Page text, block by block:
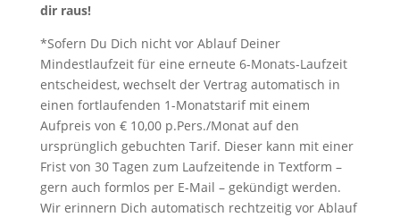
dir raus!
*Sofern Du Dich nicht vor Ablauf Deiner
Mindestlaufzeit für eine erneute 6-Monats-Laufzeit
entscheidest, wechselt der Vertrag automatisch in
einen fortlaufenden 1-Monatstarif mit einem
Aufpreis von € 10,00 p.Pers./Monat auf den
ursprünglich gebuchten Tarif. Dieser kann mit einer
Frist von 30 Tagen zum Laufzeitende in Textform –
gern auch formlos per E-Mail – gekündigt werden.
Wir erinnern Dich automatisch rechtzeitig vor Ablauf